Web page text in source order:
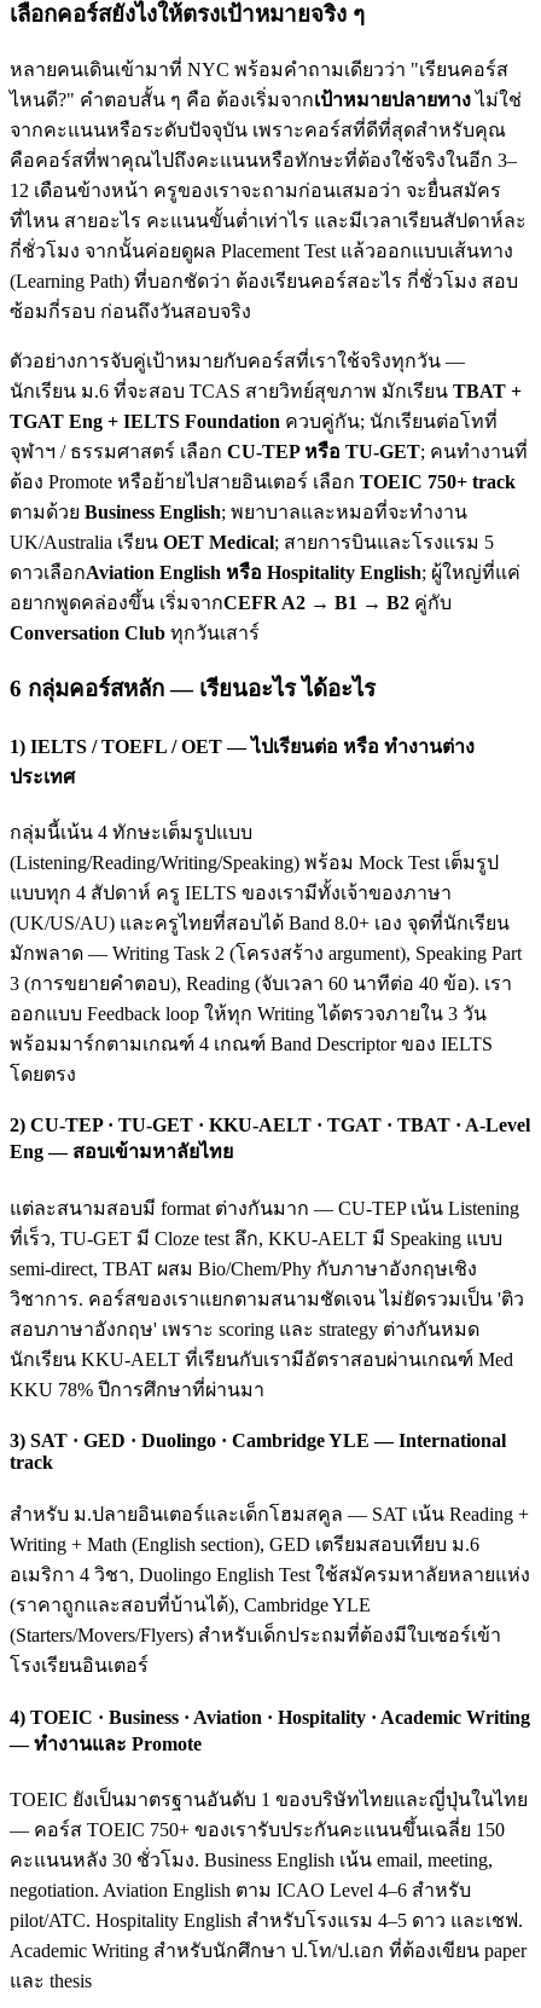
เลือกคอร์สยังไงให้ตรงเป้าหมายจริง ๆ
หลายคนเดินเข้ามาที่ NYC พร้อมคำถามเดียวว่า "เรียนคอร์ส
ไหนดี?" คำตอบสั้น ๆ คือ ต้องเริ่มจากเป้าหมายปลายทางไม่ใช่
จากคะแนนหรือระดับปัจจุบัน เพราะคอร์สที่ดีที่สุดสำหรับคุณ
คือคอร์สที่พาคุณไปถึงคะแนนหรือทักษะที่ต้องใช้จริงในอีก 3–
12 เดือนข้างหน้า ครูของเราจะถามก่อนเสมอว่า จะยื่นสมัคร
ที่ไหน สายอะไร คะแนนขั้นต่ำเท่าไร และมีเวลาเรียนสัปดาห์ละ
กี่ชั่วโมง จากนั้นค่อยดูผล Placement Test แล้วออกแบบเส้นทาง
(Learning Path) ที่บอกชัดว่า ต้องเรียนคอร์สอะไร กี่ชั่วโมง สอบ
ซ้อมกี่รอบ ก่อนถึงวันสอบจริง
ตัวอย่างการจับคู่เป้าหมายกับคอร์สที่เราใช้จริงทุกวัน —
นักเรียน ม.6 ที่จะสอบ TCAS สายวิทย์สุขภาพ มักเรียน TBAT +
TGAT Eng + IELTS Foundation ควบคู่กัน; นักเรียนต่อโทที่
จุฬาฯ / ธรรมศาสตร์ เลือก CU-TEP หรือ TU-GET; คนทำงานที่
ต้อง Promote หรือย้ายไปสายอินเตอร์ เลือก TOEIC 750+ track
ตามด้วย Business English; พยาบาลและหมอที่จะทำงาน
UK/Australia เรียน OET Medical; สายการบินและโรงแรม 5
ดาวเลือกAviation English หรือ Hospitality English; ผู้ใหญ่ที่แค่
อยากพูดคล่องขึ้น เริ่มจากCEFR A2 → B1 → B2 คู่กับ
Conversation Club ทุกวันเสาร์
6 กลุ่มคอร์สหลัก — เรียนอะไร ได้อะไร
1) IELTS / TOEFL / OET — ไปเรียนต่อ หรือ ทำงานต่าง
ประเทศ
กลุ่มนี้เน้น 4 ทักษะเต็มรูปแบบ
(Listening/Reading/Writing/Speaking) พร้อม Mock Test เต็มรูป
แบบทุก 4 สัปดาห์ ครู IELTS ของเรามีทั้งเจ้าของภาษา
(UK/US/AU) และครูไทยที่สอบได้ Band 8.0+ เอง จุดที่นักเรียน
มักพลาด — Writing Task 2 (โครงสร้าง argument), Speaking Part
3 (การขยายคำตอบ), Reading (จับเวลา 60 นาทีต่อ 40 ข้อ). เรา
ออกแบบ Feedback loop ให้ทุก Writing ได้ตรวจภายใน 3 วัน
พร้อมมาร์กตามเกณฑ์ 4 เกณฑ์ Band Descriptor ของ IELTS
โดยตรง
2) CU-TEP · TU-GET · KKU-AELT · TGAT · TBAT · A-Level
Eng — สอบเข้ามหาลัยไทย
แต่ละสนามสอบมี format ต่างกันมาก — CU-TEP เน้น Listening
ที่เร็ว, TU-GET มี Cloze test ลึก, KKU-AELT มี Speaking แบบ
semi-direct, TBAT ผสม Bio/Chem/Phy กับภาษาอังกฤษเชิง
วิชาการ. คอร์สของเราแยกตามสนามชัดเจน ไม่ยัดรวมเป็น 'ติว
สอบภาษาอังกฤษ' เพราะ scoring และ strategy ต่างกันหมด
นักเรียน KKU-AELT ที่เรียนกับเรามีอัตราสอบผ่านเกณฑ์ Med
KKU 78% ปีการศึกษาที่ผ่านมา
3) SAT · GED · Duolingo · Cambridge YLE — International
track
สำหรับ ม.ปลายอินเตอร์และเด็กโฮมสคูล — SAT เน้น Reading +
Writing + Math (English section), GED เตรียมสอบเทียบ ม.6
อเมริกา 4 วิชา, Duolingo English Test ใช้สมัครมหาลัยหลายแห่ง
(ราคาถูกและสอบที่บ้านได้), Cambridge YLE
(Starters/Movers/Flyers) สำหรับเด็กประถมที่ต้องมีใบเซอร์เข้า
โรงเรียนอินเตอร์
4) TOEIC · Business · Aviation · Hospitality · Academic Writing
— ทำงานและ Promote
TOEIC ยังเป็นมาตรฐานอันดับ 1 ของบริษัทไทยและญี่ปุ่นในไทย
— คอร์ส TOEIC 750+ ของเรารับประกันคะแนนขึ้นเฉลี่ย 150
คะแนนหลัง 30 ชั่วโมง. Business English เน้น email, meeting,
negotiation. Aviation English ตาม ICAO Level 4–6 สำหรับ
pilot/ATC. Hospitality English สำหรับโรงแรม 4–5 ดาว และเชฟ.
Academic Writing สำหรับนักศึกษา ป.โท/ป.เอก ที่ต้องเขียน paper
และ thesis